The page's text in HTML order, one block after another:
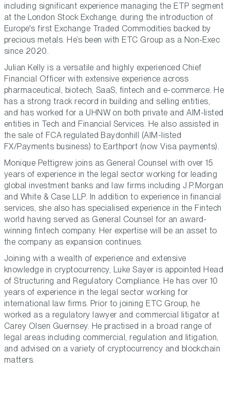
including significant experience managing the ETP segment
at the London Stock Exchange, during the introduction of
Europe's first Exchange Traded Commodities backed by
precious metals. He’s been with ETC Group as a Non-Exec
since 2020.
Julian Kelly is a versatile and highly experienced Chief
Financial Officer with extensive experience across
pharmaceutical, biotech, SaaS, fintech and e-commerce. He
has a strong track record in building and selling entities,
and has worked for a UHNW on both private and AIM-listed
entities in Tech and Financial Services. He also assisted in
the sale of FCA regulated Baydonhill (AIM-listed
FX/Payments business) to Earthport (now Visa payments).
Monique Pettigrew joins as General Counsel with over 15
years of experience in the legal sector working for leading
global investment banks and law firms including J.P.Morgan
and White & Case LLP. In addition to experience in financial
services, she also has specialised experience in the Fintech
world having served as General Counsel for an award-
winning fintech company. Her expertise will be an asset to
the company as expansion continues.
Joining with a wealth of experience and extensive
knowledge in cryptocurrency, Luke Sayer is appointed Head
of Structuring and Regulatory Compliance. He has over 10
years of experience in the legal sector working for
international law firms. Prior to joining ETC Group, he
worked as a regulatory lawyer and commercial litigator at
Carey Olsen Guernsey. He practised in a broad range of
legal areas including commercial, regulation and litigation,
and advised on a variety of cryptocurrency and blockchain
matters.